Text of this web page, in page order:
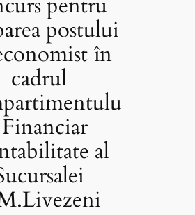
postului
în
cadrul
al